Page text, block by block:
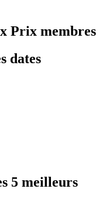
Prix membres
dates
5 meilleurs